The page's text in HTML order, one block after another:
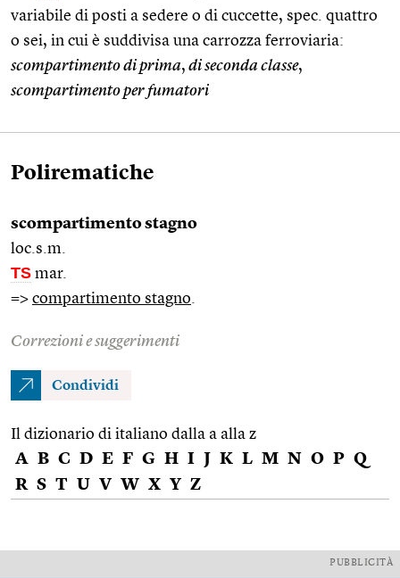
variabile di posti a sedere o di cuccette, spec. quattro
o sei, in cui è suddivisa una carrozza ferroviaria:
scompartimento di prima, di seconda classe,
scompartimento per fumatori
Polirematiche
scompartimento stagno
loc.s.m.
TS mar.
=> compartimento stagno
Correzioni e suggerimenti
Condividi
Il dizionario di italiano dalla a alla z
A B C D E F G H I J K L M N O P Q
R S T U V W X Y Z
PUBBLICITÀ